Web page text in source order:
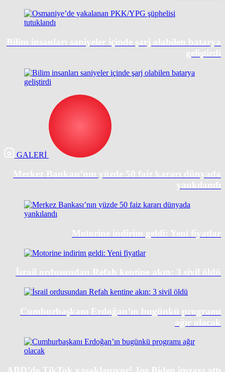
Bilim insanları saniyeler içinde şarj olabilen batarya
geliştirdi
GALERİ
Merkez Bankası’nın yüzde 50 faiz kararı dünyada
yankılandı
Motorine indirim geldi: Yeni fiyatlar
İsrail ordusundan Refah kentine akın: 3 sivil öldü
Cumhurbaşkanı Erdoğan’ın bugünkü programı
ağır olacak